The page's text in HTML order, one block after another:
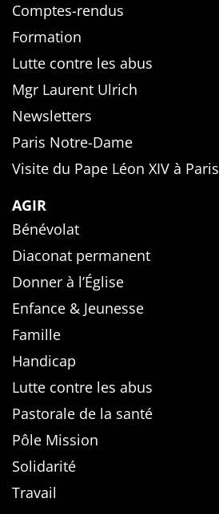
Comptes-rendus
Formation
Lutte contre les abus
Mgr Laurent Ulrich
Newsletters
Paris Notre-Dame
Visite du Pape Léon XIV à Paris
AGIR
Bénévolat
Diaconat permanent
Donner à l’Église
Enfance & Jeunesse
Famille
Handicap
Lutte contre les abus
Pastorale de la santé
Pôle Mission
Solidarité
Travail